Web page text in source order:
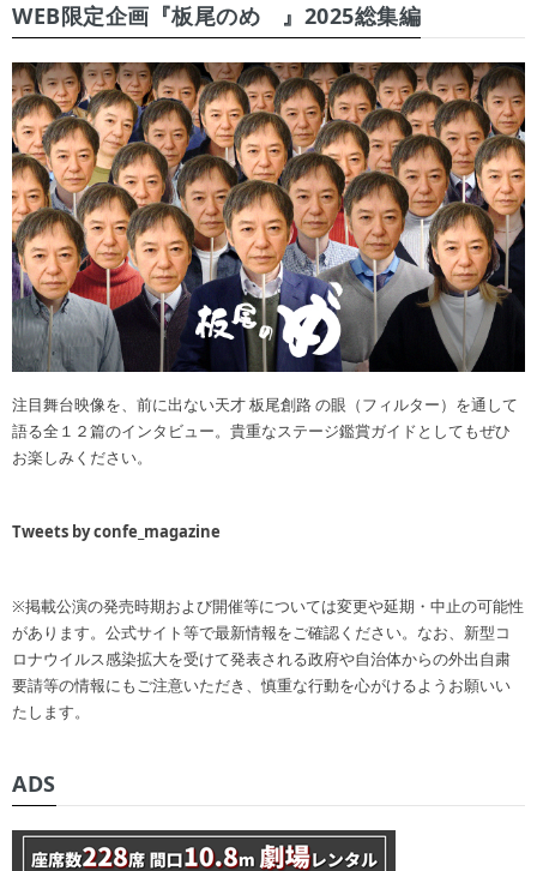
WEB限定企画『板尾のめ゙』2025総集編
注目舞台映像を、前に出ない天才 板尾創路 の眼（フィルター）を通して
語る全１２篇のインタビュー。貴重なステージ鑑賞ガイドとしてもぜひ
お楽しみください。
Tweets by confe_magazine
※掲載公演の発売時期および開催等については変更や延期・中止の可能性
があります。公式サイト等で最新情報をご確認ください。なお、新型コ
ロナウイルス感染拡大を受けて発表される政府や自治体からの外出自粛
要請等の情報にもご注意いただき、慎重な行動を心がけるようお願いい
たします。
ADS